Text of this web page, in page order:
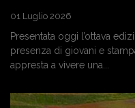
01 Luglio 2026
Presentata oggi l’ottava
presenza di giovani e
appresta a vivere una...